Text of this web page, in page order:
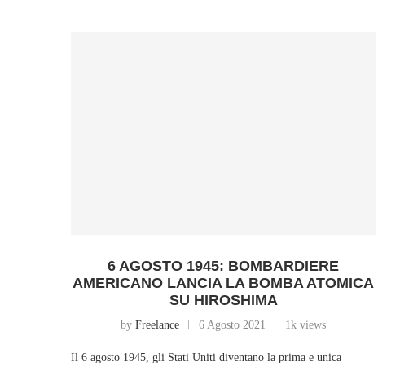
6 AGOSTO 1945: BOMBARDIERE
AMERICANO LANCIA LA BOMBA ATOMICA
SU HIROSHIMA
byFreelance 6 Agosto 2021 1k views
Il 6 agosto 1945, gli Stati Uniti diventano la prima e unica